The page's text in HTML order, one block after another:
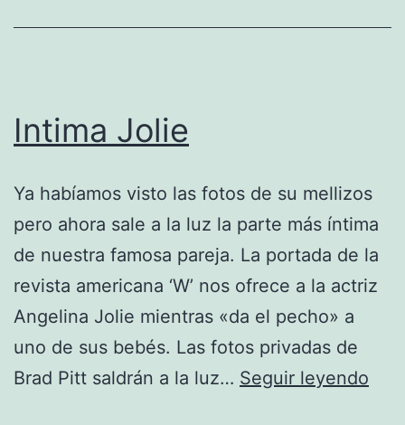
Intima Jolie
Ya habíamos visto las fotos de su mellizos
pero ahora sale a la luz la parte más íntima
de nuestra famosa pareja. La portada de la
revista americana ‘W’ nos ofrece a la actriz
Angelina Jolie mientras «da el pecho» a
uno de sus bebés. Las fotos privadas de
Brad Pitt saldrán a la luz… Seguir leyendo